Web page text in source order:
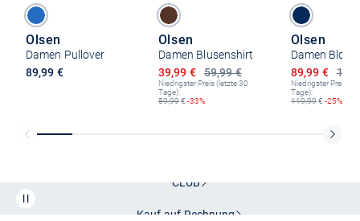
Olsen
Damen Pullover
89,99 €
Olsen
Damen Blusenshirt
59,99 €
Ermäßigter Preis
39,99 €
Niedrigster Preis (letzte 30
Tage):
59,99€ -33%
Olsen
Damen
Ermäßigter
89,99 €
Niedrigster Preis
Tage):
119,99€ -25%